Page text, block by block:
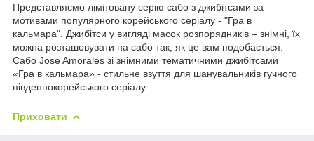
Представляємо лімітовану серію сабо з джибітсами за
мотивами популярного корейського серіалу - "Гра в
кальмара". Джибітси у вигляді масок розпорядників – знімні, їх
можна розташовувати на сабо так, як це вам подобається.
Сабо Jose Amorales зі знімними тематичними джибітсами
«Гра в кальмара» - стильне взуття для шанувальників гучного
південнокорейського серіалу.
Приховати